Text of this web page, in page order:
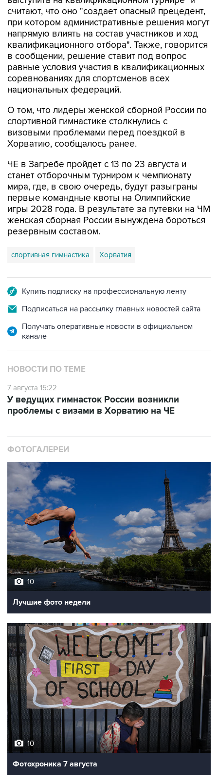
считают, что оно "создает опасный прецедент,
при котором административные решения могут
напрямую влиять на состав участников и ход
квалификационного отбора". Также, говорится
в сообщении, решение ставит под вопрос
равные условия участия в квалификационных
соревнованиях для спортсменов всех
национальных федераций.
О том, что лидеры женской сборной России по
спортивной гимнастике столкнулись с
визовыми проблемами перед поездкой в
Хорватию, сообщалось ранее.
ЧЕ в Загребе пройдет с 13 по 23 августа и
станет отборочным турниром к чемпионату
мира, где, в свою очередь, будут разыграны
первые командные квоты на Олимпийские
игры 2028 года. В результате за путевки на ЧМ
женская сборная России вынуждена бороться
резервным составом.
спортивная гимнастика Хорватия
Купить подписку на профессиональную ленту
Подписаться на рассылку главных новостей сайта
Получать оперативные новости в официальном
канале
НОВОСТИ ПО ТЕМЕ
7 августа 15:22
У ведущих гимнасток России возникли
проблемы с визами в Хорватию на ЧЕ
ФОТОГАЛЕРЕИ
10
Лучшие фото недели
10
Фотохроника 7 августа